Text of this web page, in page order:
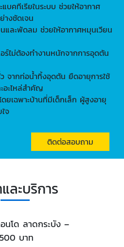
บคทีเรียในระบบ ช่วยให้อากาศ
างชัดเจน
ละพัดลม ช่วยให้อากาศหมุนเวียน
ร์ไม่ต้องทำงานหนักจากการอุดตัน
จากท่อน้ำทิ้งอุดตัน ยืดอายุการใช้
อะไหล่สำคัญ
ยเฉพาะบ้านที่มีเด็กเล็ก ผู้สูงอายุ
จ
ติดต่อสอบถาม
ละบริการ
นโด ลาดกระบัง –
บาท